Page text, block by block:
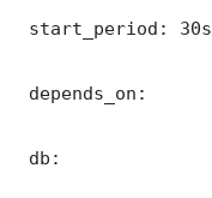
start_period: 30s
depends_on:
db: